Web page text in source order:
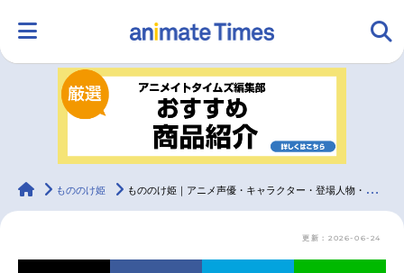
ランキング アニメ
ラジオ
animateTimes
もののけ姫 もののけ姫｜アニメ声優・キャラクター・登場人物・ジブリ映画・最新情報一覧
更新：2026-06-24